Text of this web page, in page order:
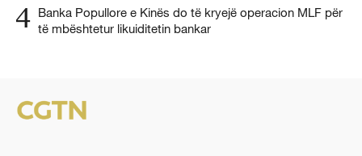
4 Banka Popullore e Kinës do të kryejë operacion MLF për
të mbështetur likuiditetin bankar